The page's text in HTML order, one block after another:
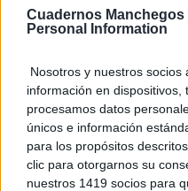
Cuadernos Manchegos
Personal Information
Nosotros y nuestros socios
información en dispositivos,
procesamos datos
únicos e información
para los propósitos
clic para otorgarnos su
nuestros 1419 socios para
Reducción de la
Estabilidad
familiar
Mayor conexión
cultural